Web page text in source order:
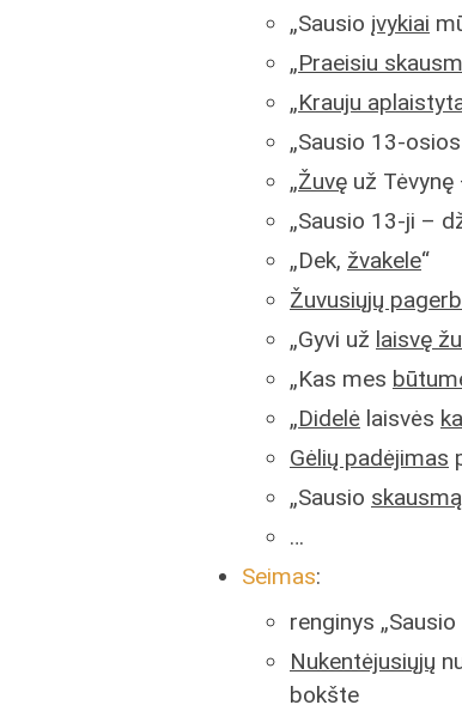
„Sausio įvykiai
„Praeisiu
„Krauju
„Sausio 13-osios
„Žuvę už Tėvynę
„Sausio 13-ji –
„Dek, žvakele“
Žuvusiųjų
„Gyvi už laisvę
„Kas mes
„Didelė laisvės
Gėlių padėjimas
„Sausio skausmą
…
Seimas:
renginys
Nukentėjusiųjų
bokšte